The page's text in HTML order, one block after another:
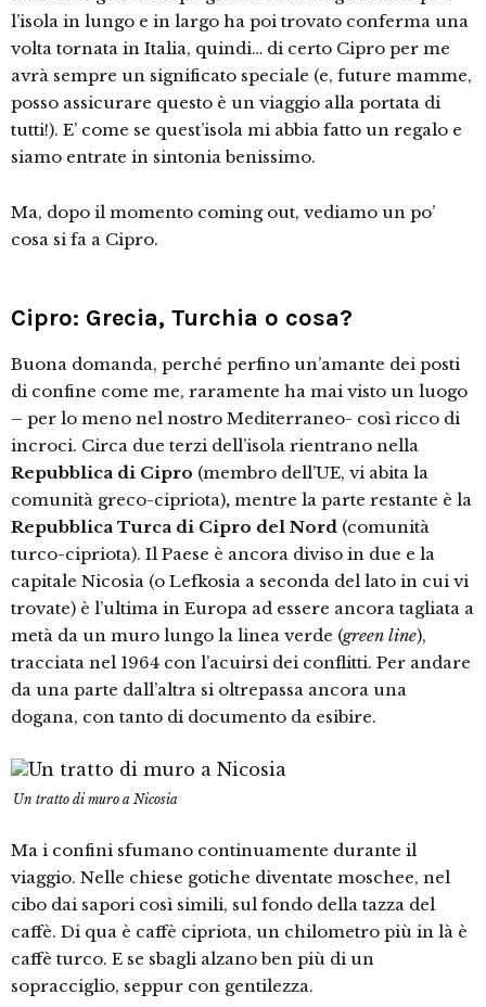
l’isola in lungo e in largo ha poi trovato conferma una
volta tornata in Italia, quindi… di certo Cipro per me
avrà sempre un significato speciale (e, future mamme,
posso assicurare questo è un viaggio alla portata di
tutti!). E’ come se quest’isola mi abbia fatto un regalo e
siamo entrate in sintonia benissimo.
Ma, dopo il momento coming out, vediamo un po’
cosa si fa a Cipro.
Cipro: Grecia, Turchia o cosa?
Buona domanda, perché perfino un’amante dei posti
di confine come me, raramente ha mai visto un luogo
– per lo meno nel nostro Mediterraneo- così ricco di
incroci. Circa due terzi dell’isola rientrano nella
Repubblica di Cipro (membro dell’UE, vi abita la
comunità greco-cipriota), mentre la parte restante è la
Repubblica Turca di Cipro del Nord (comunità
turco-cipriota). Il Paese è ancora diviso in due e la
capitale Nicosia (o Lefkosia a seconda del lato in cui vi
trovate) è l’ultima in Europa ad essere ancora tagliata a
metà da un muro lungo la linea verde (green line),
tracciata nel 1964 con l’acuirsi dei conflitti. Per andare
da una parte dall’altra si oltrepassa ancora una
dogana, con tanto di documento da esibire.
Un tratto di muro a Nicosia
Ma i confini sfumano continuamente durante il
viaggio. Nelle chiese gotiche diventate moschee, nel
cibo dai sapori così simili, sul fondo della tazza del
caffè. Di qua è caffè cipriota, un chilometro più in là è
caffè turco. E se sbagli alzano ben più di un
sopracciglio, seppur con gentilezza.